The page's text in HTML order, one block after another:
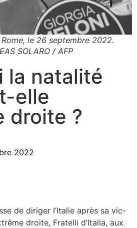
le 26 septembre 2022.
SOLARO / AFP
la natalité
elle
droite ?
2022
de diri­ger l’Italie après sa vic­
droite, Fra­tel­li d’Italia, aux